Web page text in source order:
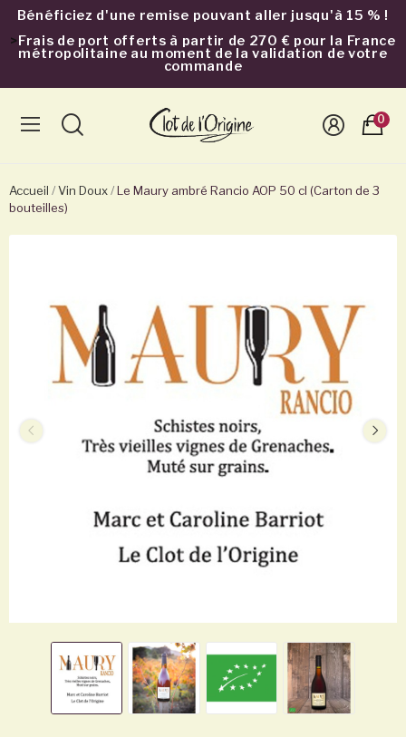
Bénéficiez d'une remise pouvant aller jusqu'à 15 % !
>Frais de port offerts à partir de 270 € pour la France
métropolitaine au moment de la validation de votre
commande
0
Accueil Vin Doux
Le Maury ambré Rancio AOP 50 cl (Carton de 3
bouteilles)